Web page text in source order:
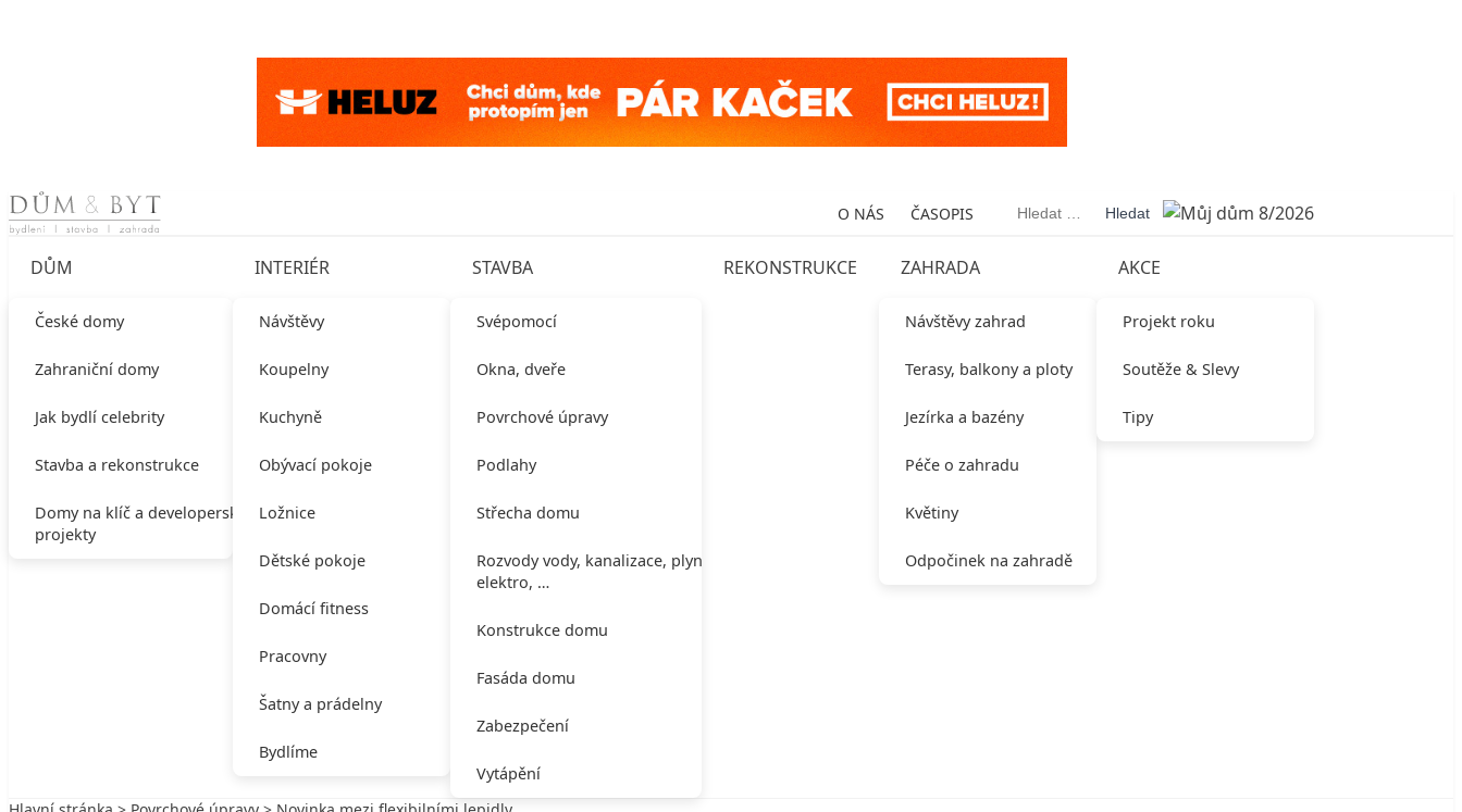
Skip to content O NÁS ČASOPIS Vyhledávání
DŮM
České domy
Zahraniční domy
Jak bydlí celebrity
Stavba a rekonstrukce
Domy na klíč a developerské
projekty
INTERIÉR
Návštěvy
Koupelny
Kuchyně
Obývací pokoje
Ložnice
Dětské pokoje
Domácí fitness
Pracovny
Šatny a prádelny
Bydlíme
STAVBA
Svépomocí
Okna, dveře
Povrchové úpravy
Podlahy
Střecha domu
Rozvody vody, kanalizace, plynu,
elektro, …
Konstrukce domu
Fasáda domu
Zabezpečení
Vytápění
REKONSTRUKCE ZAHRADA
Návštěvy zahrad
Terasy, balkony a ploty
Jezírka a bazény
Péče o zahradu
Květiny
Odpočinek na zahradě
AKCE
Projekt roku
Soutěže & Slevy
Tipy